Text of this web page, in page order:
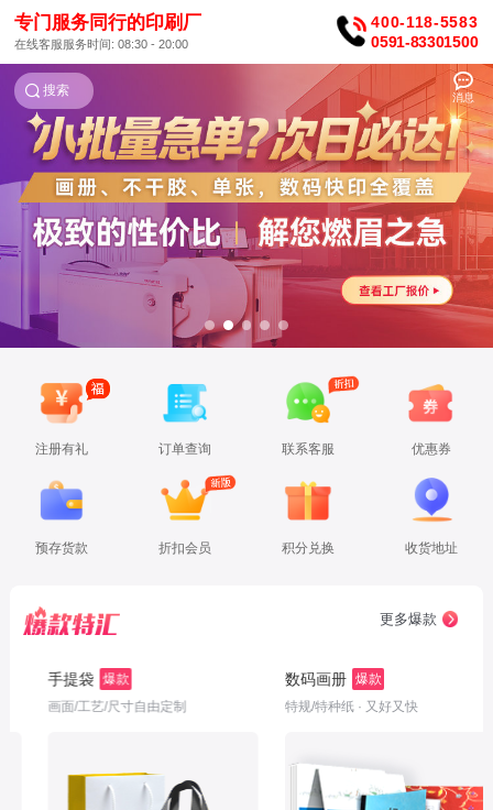
专门服务同行的印刷厂
在线客服服务时间: 08:30 - 20:00
400-118-5583
0591-83301500
搜索 消息
注册有礼 订单查询 联系客服 优惠券
预存货款 折扣会员 积分兑换 收货地址
更多爆款
艺/尺寸自由定制
爆款
特规/特种纸 · 又好又快